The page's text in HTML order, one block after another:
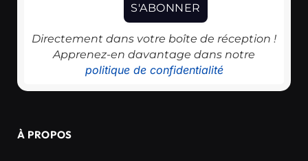
Directement dans votre boîte de réception !
Apprenez-en davantage dans notre
politique de confidentialité
À PROPOS